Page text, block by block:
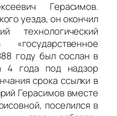
Герасимов.
уезда, он окончил
технологический
году был сослан в
4 года под надзор
срока ссылки в
Герасимов вместе
поселился в